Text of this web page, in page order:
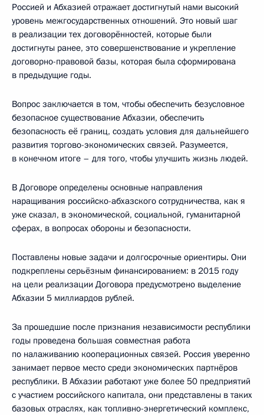
Россией и Абхазией отражает достигнутый нами высокий
уровень межгосударственных отношений. Это новый шаг
в реализации тех договорённостей, которые были
достигнуты ранее, это совершенствование и укрепление
договорно-правовой базы, которая была сформирована
в предыдущие годы.
Вопрос заключается в том, чтобы обеспечить безусловное
безопасное существование Абхазии, обеспечить
безопасность её границ, создать условия для дальнейшего
развития торгово-экономических связей. Разумеется,
в конечном итоге – для того, чтобы улучшить жизнь людей.
В Договоре определены основные направления
наращивания российско-абхазского сотрудничества, как я
уже сказал, в экономической, социальной, гуманитарной
сферах, в вопросах обороны и безопасности.
Поставлены новые задачи и долгосрочные ориентиры. Они
подкреплены серьёзным финансированием: в 2015 году
на цели реализации Договора предусмотрено выделение
Абхазии 5 миллиардов рублей.
За прошедшие после признания независимости республики
годы проведена большая совместная работа
по налаживанию кооперационных связей. Россия уверенно
занимает первое место среди экономических партнёров
республики. В Абхазии работают уже более 50 предприятий
с участием российского капитала, они представлены в таких
базовых отраслях, как топливно-энергетический комплекс,